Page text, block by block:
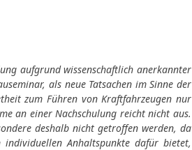
aufgrund wissenschaftlich anerkannter
als neue Tatsachen im Sinne der
zum Führen von Kraftfahrzeugen nur
an einer Nachschulung reicht nicht aus.
deshalb nicht getroffen werden, da
individuellen Anhaltspunkte dafür bietet,